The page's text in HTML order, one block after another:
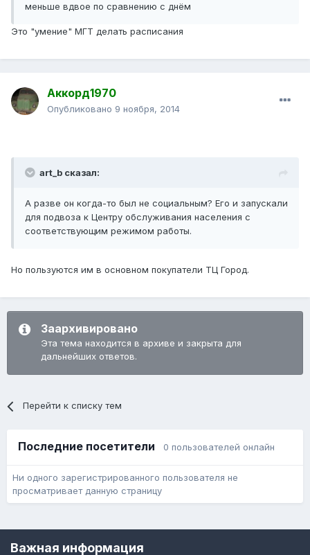
меньше вдвое по сравнению с днём
Это "умение" МГТ делать расписания
Аккорд1970
Опубликовано 9 ноября, 2014
art_b сказал:
А разве он когда-то был не социальным? Его и запускали
для подвоза к Центру обслуживания населения с
соответствующим режимом работы.
Но пользуются им в основном покупатели ТЦ Город.
Заархивировано
Эта тема находится в архиве и закрыта для
дальнейших ответов.
Перейти к списку тем
Последние посетители 0 пользователей онлайн
Ни одного зарегистрированного пользователя не
просматривает данную страницу
Важная информация